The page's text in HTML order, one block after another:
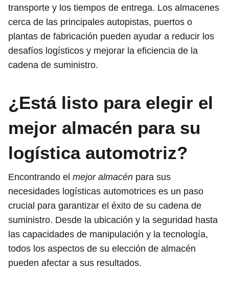
transporte y los tiempos de entrega. Los almacenes
cerca de las principales autopistas, puertos o
plantas de fabricación pueden ayudar a reducir los
desafíos logísticos y mejorar la eficiencia de la
cadena de suministro.
¿Está listo para elegir el
mejor almacén para su
logística automotriz?
Encontrando el mejor almacén para sus
necesidades logísticas automotrices es un paso
crucial para garantizar el éxito de su cadena de
suministro. Desde la ubicación y la seguridad hasta
las capacidades de manipulación y la tecnología,
todos los aspectos de su elección de almacén
pueden afectar a sus resultados.